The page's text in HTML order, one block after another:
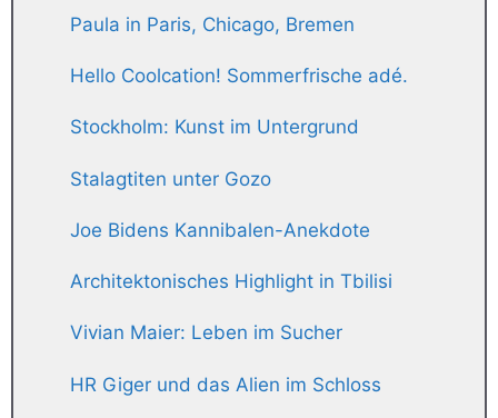
Paula in Paris, Chicago, Bremen
Hello Coolcation! Sommerfrische adé.
Stockholm: Kunst im Untergrund
Stalagtiten unter Gozo
Joe Bidens Kannibalen-Anekdote
Architektonisches Highlight in Tbilisi
Vivian Maier: Leben im Sucher
HR Giger und das Alien im Schloss